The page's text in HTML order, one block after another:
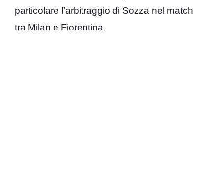
particolare l’arbitraggio di Sozza nel match
tra Milan e Fiorentina.